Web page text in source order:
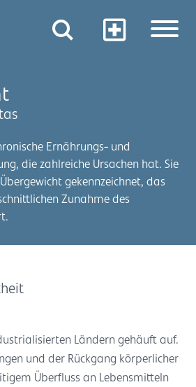
Ernährungs- und
die zahlreiche Ursachen hat. Sie
gekennzeichnet, das
Zunahme des
Ländern gehäuft auf.
und der Rückgang körperlicher
Überfluss an Lebensmitteln